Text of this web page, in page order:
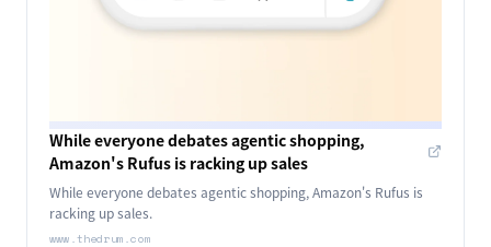
While everyone debates agentic shopping,
Amazon's Rufus is racking up sales
While everyone debates agentic shopping, Amazon's Rufus is
racking up sales.
www.thedrum.com